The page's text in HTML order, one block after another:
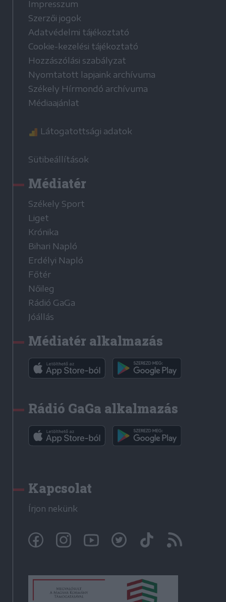
Impresszum
Szerzői jogok
Adatvédelmi tájékoztató
Cookie-kezelési tájékoztató
Hozzászólási szabályzat
Nyomtatott lapjaink archívuma
Székely Hírmondó archívuma
Médiaajánlat
Látogatottsági adatok
Sütibeállítások
Médiatér
Székely Sport
Liget
Krónika
Bihari Napló
Erdélyi Napló
Főtér
Nőileg
Rádió GaGa
Jóállás
Médiatér alkalmazás
Rádió GaGa alkalmazás
Kapcsolat
Írjon nekünk